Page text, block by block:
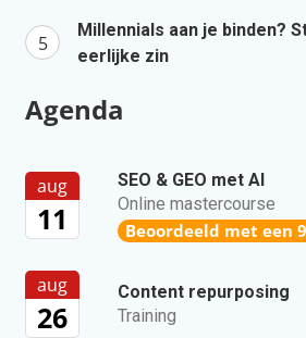
Millennials aan je binden?
eerlijke zin
Agenda
aug
11
SEO & GEO met AI
Online mastercourse
Beoordeeld met een
aug
26
Content repurposing
Training